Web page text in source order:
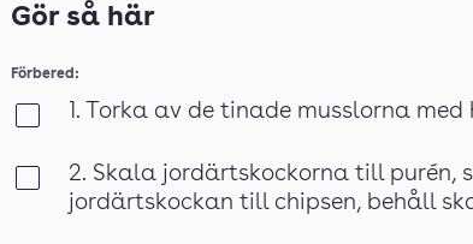
Gör så här
Förbered:
1. Torka av de tinade musslorna
2. Skala jordärtskockorna till purén,
jordärtskockan till chipsen, behåll